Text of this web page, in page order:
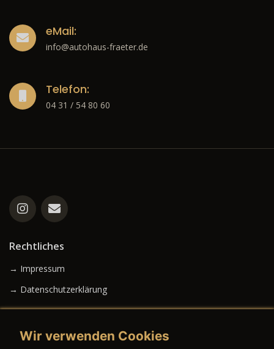
eMail:
info@autohaus-fraeter.de
Telefon:
04 31 / 54 80 60
Rechtliches
→ Impressum
→ Datenschutzerklärung
Wir verwenden Cookies